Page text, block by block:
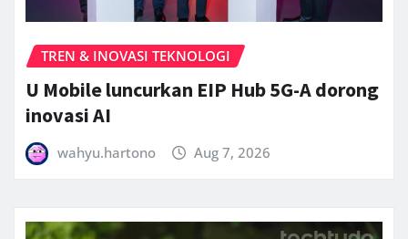
TREN & INOVASI TEKNOLOGI
U Mobile luncurkan EIP Hub 5G-A dorong
inovasi AI
wahyu.hartono Aug 7, 2026